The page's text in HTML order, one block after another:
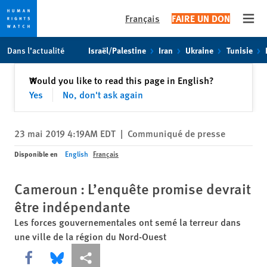
toto
content
Français FAIRE UN DON
Dans l’actualité Israël/Palestine Iran Ukraine Tunisie
Would you like to read this page in English?
Yes
No, don't ask again
✕Fermer
23 mai 2019 4:19AM EDT | Communiqué de presse
Disponible en English Français
Cameroun : L’enquête promise devrait
être indépendante
Les forces gouvernementales ont semé la terreur dans
une ville de la région du Nord-Ouest
Share this via Facebook
Share this via Bluesky
Share this via Partagez